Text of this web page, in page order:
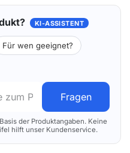
KI-ASSISTENT
Für wen geeignet?
Fragen
der Produktangaben. Keine
hilft unser Kundenservice.